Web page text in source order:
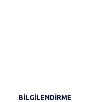
BILGILENDIRME